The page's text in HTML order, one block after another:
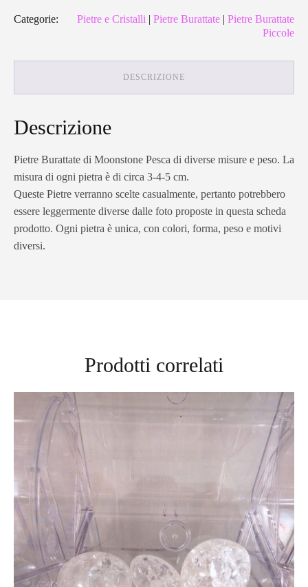
Categorie: Pietre e Cristalli | Pietre Burattate | Pietre Burattate
Piccole
DESCRIZIONE
Descrizione
Pietre Burattate di Moonstone Pesca di diverse misure e peso. La
misura di ogni pietra è di circa 3-4-5 cm.
Queste Pietre verranno scelte casualmente, pertanto potrebbero
essere leggermente diverse dalle foto proposte in questa scheda
prodotto. Ogni pietra è unica, con colori, forma, peso e motivi
diversi.
Prodotti correlati